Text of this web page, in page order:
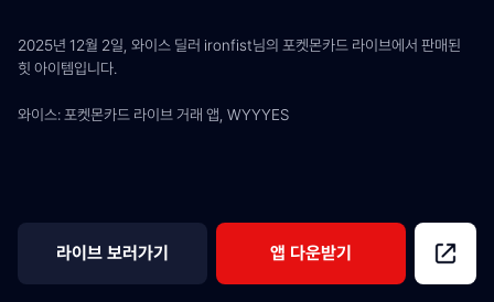
2025년 12월 2일, 와이스 딜러 ironfist님의 포켓몬카드 라이브에서 판매된
힛 아이템입니다.
와이스: 포켓몬카드 라이브 거래 앱, WYYYES
라이브 보러가기 앱 다운받기